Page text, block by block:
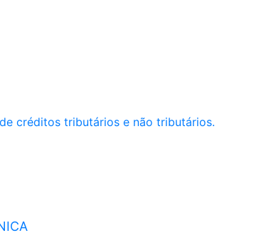
créditos tributários e não tributários.